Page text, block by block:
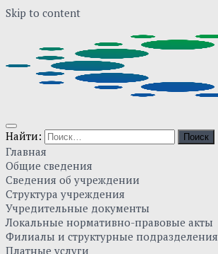
Skip to content
Найти:
Главная
Общие сведения
Сведения об учреждении
Структура учреждения
Учредительные документы
Локальные нормативно-правовые акты
Филиалы и структурные подразделения
Платные услуги